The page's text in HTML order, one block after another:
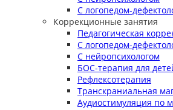
С логопедом-
Коррекционные занятия
Педагогическая
С логопедом-
С нейропсихологом
БОС-терапия для
Рефлексотерапия
Транскраниальная
Аудиостимуляция по